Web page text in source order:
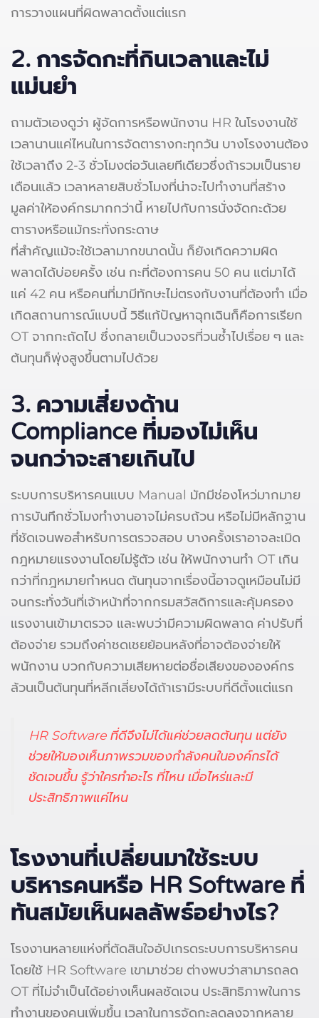
การวางแผนที่ผิดพลาดตั้งแต่แรก
2. การจัดกะที่กินเวลาและไม่
แม่นยำ
ถามตัวเองดูว่า ผู้จัดการหรือพนักงาน HR ในโรงงานใช้
เวลานานแค่ไหนในการจัดตารางกะทุกวัน บางโรงงานต้อง
ใช้เวลาถึง 2-3 ชั่วโมงต่อวันเลยทีเดียวซึ่งถ้ารวมเป็นราย
เดือนแล้ว เวลาหลายสิบชั่วโมงที่น่าจะไปทำงานที่สร้าง
มูลค่าให้องค์กรมากกว่านี้ หายไปกับการนั่งจัดกะด้วย
ตารางหรือแม้กระทั่งกระดาษ
ที่สำคัญแม้จะใช้เวลามากขนาดนั้น ก็ยังเกิดความผิด
พลาดได้บ่อยครั้ง เช่น กะที่ต้องการคน 50 คน แต่มาได้
แค่ 42 คน หรือคนที่มามีทักษะไม่ตรงกับงานที่ต้องทำ เมื่อ
เกิดสถานการณ์แบบนี้ วิธีแก้ปัญหาฉุกเฉินก็คือการเรียก
OT จากกะถัดไป ซึ่งกลายเป็นวงจรที่วนซ้ำไปเรื่อย ๆ และ
ต้นทุนก็พุ่งสูงขึ้นตามไปด้วย
3. ความเสี่ยงด้าน
Compliance ที่มองไม่เห็น
จนกว่าจะสายเกินไป
ระบบการบริหารคนแบบ Manual มักมีช่องโหว่มากมาย
การบันทึกชั่วโมงทำงานอาจไม่ครบถ้วน หรือไม่มีหลักฐาน
ที่ชัดเจนพอสำหรับการตรวจสอบ บางครั้งเราอาจละเมิด
กฎหมายแรงงานโดยไม่รู้ตัว เช่น ให้พนักงานทำ OT เกิน
กว่าที่กฎหมายกำหนด ต้นทุนจากเรื่องนี้อาจดูเหมือนไม่มี
จนกระทั่งวันที่เจ้าหน้าที่จากกรมสวัสดิการและคุ้มครอง
แรงงานเข้ามาตรวจ และพบว่ามีความผิดพลาด ค่าปรับที่
ต้องจ่าย รวมถึงค่าชดเชยย้อนหลังที่อาจต้องจ่ายให้
พนักงาน บวกกับความเสียหายต่อชื่อเสียงขององค์กร
ล้วนเป็นต้นทุนที่หลีกเลี่ยงได้ถ้าเรามีระบบที่ดีตั้งแต่แรก
HR Software ที่ดีจึงไม่ได้แค่ช่วยลดต้นทุน แต่ยัง
ช่วยให้มองเห็นภาพรวมของกำลังคนในองค์กรได้
ชัดเจนขึ้น รู้ว่าใครทำอะไร ที่ไหน เมื่อไหร่และมี
ประสิทธิภาพแค่ไหน
โรงงานที่เปลี่ยนมาใช้ระบบ
บริหารคนหรือ HR Software ที่
ทันสมัยเห็นผลลัพธ์อย่างไร?
โรงงานหลายแห่งที่ตัดสินใจอัปเกรดระบบการบริหารคน
โดยใช้ HR Software เขามาช่วย ต่างพบว่าสามารถลด
OT ที่ไม่จำเป็นได้อย่างเห็นผลชัดเจน ประสิทธิภาพในการ
ทำงานของคนเพิ่มขึ้น เวลาในการจัดกะลดลงจากหลาย